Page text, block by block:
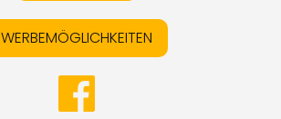
WERBEMÖGLICHKEITEN